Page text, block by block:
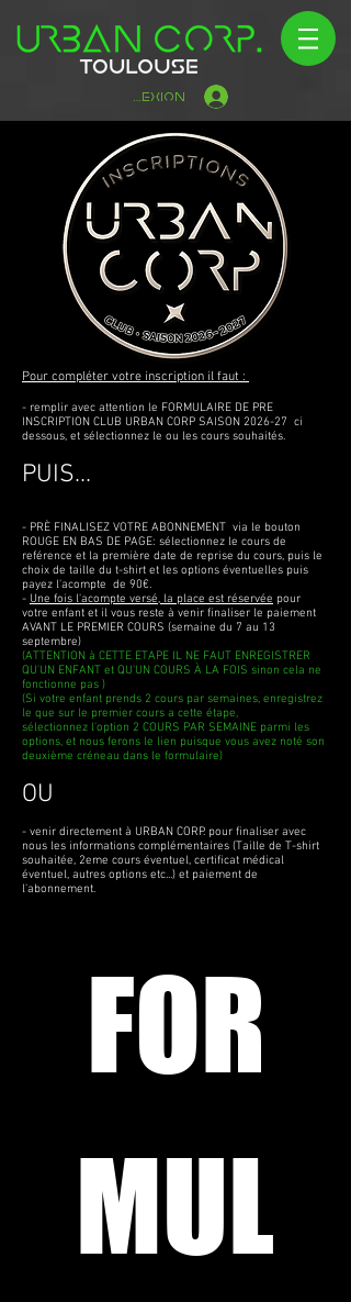
Connexion
Pour compléter votre inscription il faut :
- remplir avec attention le FORMULAIRE DE PRE
INSCRIPTION CLUB URBAN CORP SAISON 2026-27 ci
dessous, et sélectionnez le ou les cours souhaités.
PUIS...
- PRÈ FINALISEZ VOTRE ABONNEMENT via le bouton
ROUGE EN BAS DE PAGE: sélectionnez le cours de
reférence et la première date de reprise du cours, puis le
choix de taille du t-shirt et les options éventuelles puis
payez l'acompte de 90€.
- Une fois l'acompte versé, la place est réservée pour
votre enfant et il vous reste à venir finaliser le paiement
AVANT LE PREMIER COURS (semaine du 7 au 13
septembre)
(ATTENTION à CETTE ETAPE IL NE FAUT ENREGISTRER
QU'UN ENFANT et QU'UN COURS À LA FOIS sinon cela ne
fonctionne pas )
(Si votre enfant prends 2 cours par semaines, enregistrez
le que sur le premier cours a cette étape,
sélectionnez l'option 2 COURS PAR SEMAINE parmi les
options, et nous ferons le lien puisque vous avez noté son
deuxième créneau dans le formulaire)
OU
- venir directement à URBAN CORP. pour finaliser avec
nous les informations complémentaires (Taille de T-shirt
souhaitée, 2eme cours éventuel, certificat médical
éventuel, autres options etc...) et paiement de
l'abonnement.
FOR
MUL